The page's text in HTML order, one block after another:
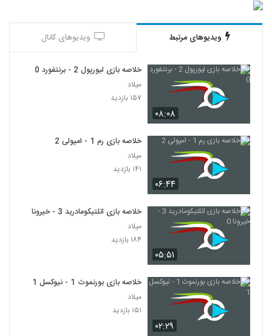
ویدیوهای مرتبط ویدیوهای کانال
۰۸:۰۸
خلاصه بازی لیورپول 2 - برنتفورد 0
میلاد
۱۵۷ بازدید
۰۶:۴۴
خلاصه بازی رم 1 - امپولی 2
میلاد
۱۴۱ بازدید
۰۵:۵۱
خلاصه بازی اتلتیکومادرید 3 - خیرونا 0
میلاد
۱۸۴ بازدید
۰۲:۲۹
خلاصه بازی بورنموث 1 - نیوکسل 1
میلاد
۱۵۱ بازدید